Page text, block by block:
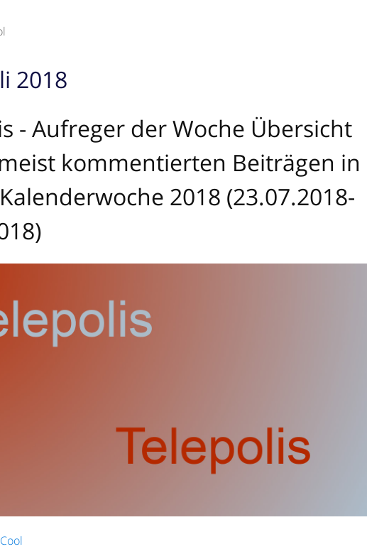
2018
- Aufreger der Woche Übersicht
kommentierten Beiträgen in
2018 (23.07.2018-
Cool